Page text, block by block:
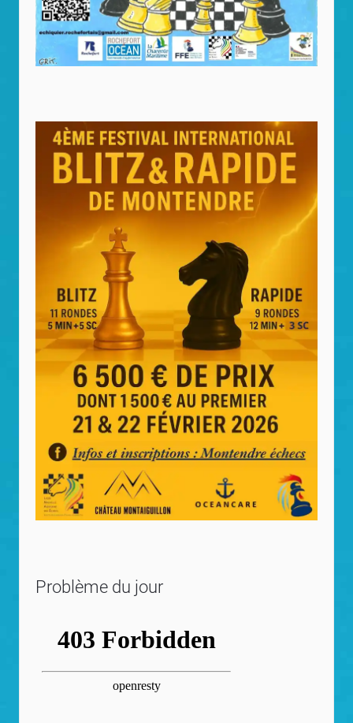
Problème du jour